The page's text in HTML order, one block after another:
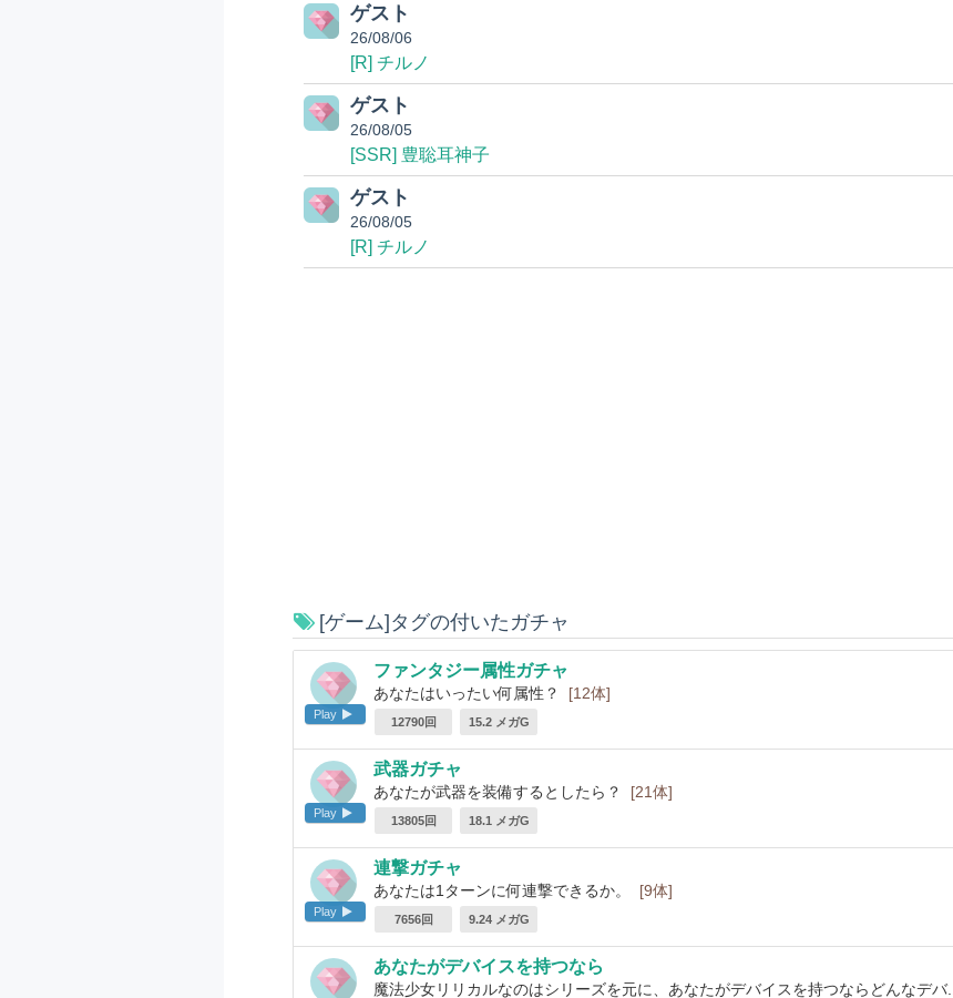
ゲスト
26/08/06
[R] チルノ
ゲスト
26/08/05
[SSR] 豊聡耳神子
ゲスト
26/08/05
[R] チルノ
[ゲーム]タグの付いたガチャ
Play
ファンタジー属性ガチャ
あなたはいったい何属性？ [12体]
12790回 15.2 メガG
Play
武器ガチャ
あなたが武器を装備するとしたら？ [21体]
13805回 18.1 メガG
Play
連撃ガチャ
あなたは1ターンに何連撃できるか。 [9体]
7656回 9.24 メガG
あなたがデバイスを持つなら
魔法少女リリカルなのはシリーズを元に、あなたがデバイスを持つならどんなデバ...